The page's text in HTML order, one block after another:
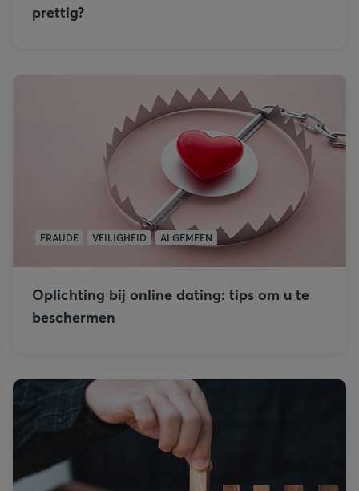
prettig?
FRAUDE VEILIGHEID ALGEMEEN
Oplichting bij online dating: tips om u te
beschermen